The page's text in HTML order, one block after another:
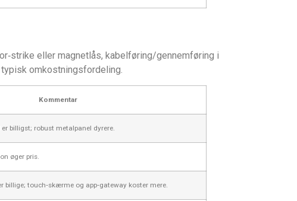
eller magnetlås, kabelføring/gennemføring i
omkostningsfordeling.
Kommentar
billigst; robust metalpanel dyrere.
øger pris.
billige; touch‑skærme og app‑gateway koster mere.